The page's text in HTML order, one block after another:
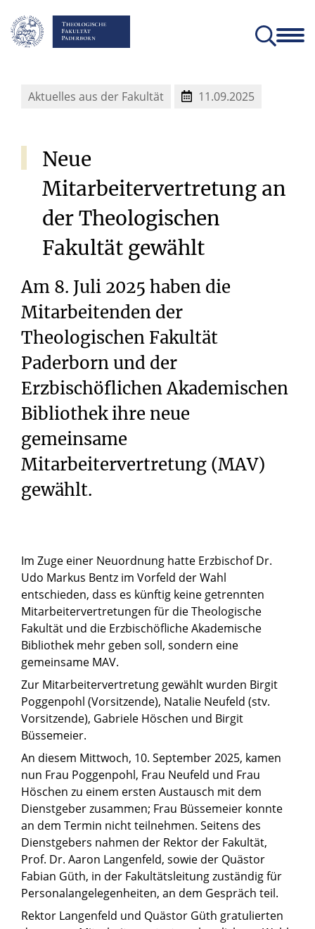
Aktuelles aus der Fakultät 11.09.2025
Neue
Mitarbeitervertretung an
derTheologischen
Fakultät gewählt
Am 8. Juli 2025 haben die
Mitarbeitenden der
Theologischen Fakultät
Paderborn und der
Erzbischöflichen Akademischen
Bibliothek ihre neue
gemeinsame
Mitarbeitervertretung (MAV)
gewählt.
Im Zuge einer Neuordnung hatte Erzbischof Dr.
Udo Markus Bentz im Vorfeld der Wahl
entschieden, dass es künftig keine getrennten
Mitarbeitervertretungen für die Theologische
Fakultät und die Erzbischöfliche Akademische
Bibliothek mehr geben soll, sondern eine
gemeinsame MAV.
Zur Mitarbeitervertretung gewählt wurden Birgit
Poggenpohl (Vorsitzende), Natalie Neufeld (stv.
Vorsitzende), Gabriele Höschen und Birgit
Büssemeier.
An diesem Mittwoch, 10. September 2025, kamen
nun Frau Poggenpohl, Frau Neufeld und Frau
Höschen zu einem ersten Austausch mit dem
Dienstgeber zusammen; Frau Büssemeier konnte
an dem Termin nicht teilnehmen. Seitens des
Dienstgebers nahmen der Rektor der Fakultät,
Prof. Dr. Aaron Langenfeld, sowie der Quästor
Fabian Güth, in der Fakultätsleitung zuständig für
Personalangelegenheiten, an dem Gespräch teil.
Rektor Langenfeld und Quästor Güth gratulierten